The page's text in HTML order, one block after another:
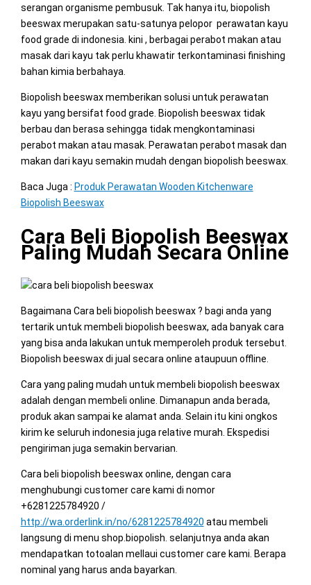
serangan organisme pembusuk. Tak hanya itu, biopolish
beeswax merupakan satu-satunya pelopor perawatan kayu
food grade di indonesia. kini , berbagai perabot makan atau
masak dari kayu tak perlu khawatir terkontaminasi finishing
bahan kimia berbahaya.
Biopolish beeswax memberikan solusi untuk perawatan
kayu yang bersifat food grade. Biopolish beeswax tidak
berbau dan berasa sehingga tidak mengkontaminasi
perabot makan atau masak. Perawatan perabot masak dan
makan dari kayu semakin mudah dengan biopolish beeswax.
Baca Juga : Produk Perawatan Wooden Kitchenware
Biopolish Beeswax
Cara Beli Biopolish Beeswax
Paling Mudah Secara Online
Bagaimana Cara beli biopolish beeswax ? bagi anda yang
tertarik untuk membeli biopolish beeswax, ada banyak cara
yang bisa anda lakukan untuk memperoleh produk tersebut.
Biopolish beeswax di jual secara online ataupuun offline.
Cara yang paling mudah untuk membeli biopolish beeswax
adalah dengan membeli online. Dimanapun anda berada,
produk akan sampai ke alamat anda. Selain itu kini ongkos
kirim ke seluruh indonesia juga relative murah. Ekspedisi
pengiriman juga semakin bervarian.
Cara beli biopolish beeswax online, dengan cara
menghubungi customer care kami di nomor
+6281225784920 /
http://wa.orderlink.in/no/6281225784920 atau membeli
langsung di menu shop.biopolish. selanjutnya anda akan
mendapatkan totoalan mellaui customer care kami. Berapa
nominal yang harus anda bayarkan.